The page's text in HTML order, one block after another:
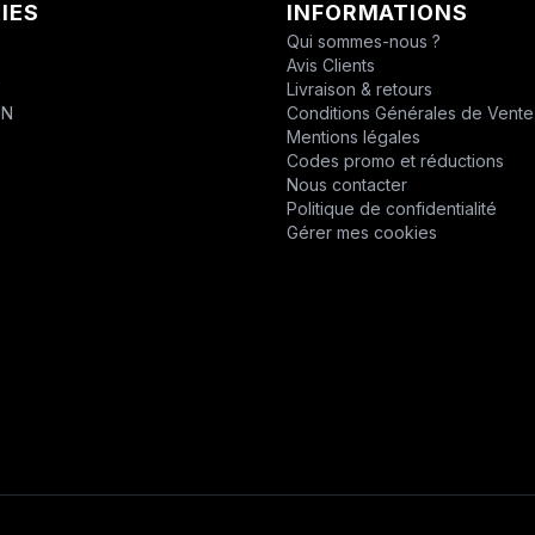
CHABAS
D.P.P.M.
DESVOYS
DEUTZ
DIVERS
INFORMATIONS
Qui sommes-nous ?
Avis Clients
Livraison & retours
Conditions Générales de Vente
Mentions légales
Codes promo et réductions
Nous contacter
Politique de confidentialité
Gérer mes cookies